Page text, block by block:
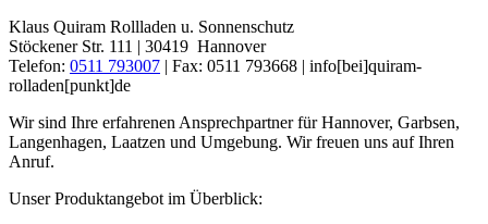
Klaus Quiram Rollladen u. Sonnenschutz
Stöckener Str. 111 | 30419 Hannover
Telefon: 0511 793007 | Fax: 0511 793668 | info[bei]quiram-
rolladen[punkt]de
Wir sind Ihre erfahrenen Ansprechpartner für Hannover, Garbsen,
Langenhagen, Laatzen und Umgebung. Wir freuen uns auf Ihren
Anruf.
Unser Produktangebot im Überblick: